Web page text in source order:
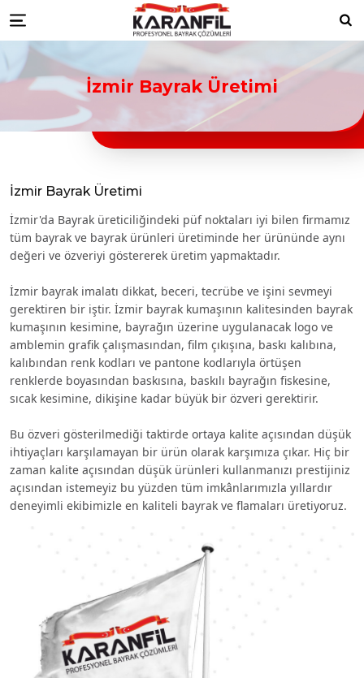
bayrakları Düzce Resmi Kurum Bayrakları Düzce ikili masa bayrağı Düzce bayrak
Düzce türk bayrağı imalatçılarıDüzce Ülke BayraklarıDüzce turk bayragı
toptancısı
Karanfil Profesyonel Bayrak
Menu
İzmir Bayrak Üretimi
İzmir Bayrak Üretimi
İzmir'da Bayrak üreticiliğindeki püf noktaları iyi bilen firmamız
tüm bayrak ve bayrak ürünleri üretiminde her ürününde aynı
değeri ve özveriyi göstererek üretim yapmaktadır.
İzmir bayrak imalatı dikkat, beceri, tecrübe ve işini sevmeyi
gerektiren bir iştir. İzmir bayrak kumaşının kalitesinden bayrak
kumaşının kesimine, bayrağın üzerine uygulanacak logo ve
amblemin grafik çalışmasından, film çıkışına, baskı kalıbına,
kalıbından renk kodları ve pantone kodlarıyla örtüşen
renklerde boyasından baskısına, baskılı bayrağın fiskesine,
sıcak kesimine, dikişine kadar büyük bir özveri gerektirir.
Bu özveri gösterilmediği taktirde ortaya kalite açısından düşük
ihtiyaçları karşılamayan bir ürün olarak karşımıza çıkar. Hiç bir
zaman kalite açısından düşük ürünleri kullanmanızı prestijiniz
açısından istemeyiz bu yüzden tüm imkânlarımızla yıllardır
deneyimli ekibimizle en kaliteli bayrak ve flamaları üretiyoruz.